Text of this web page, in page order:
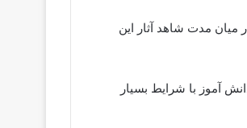
میان مدت شاهد آثار این
الدینی دهیار کمب چابهار گفته بود؛ تعداد 7 مدرسه در این روستا با حدود 700 دانش آموز با شرایط بسیار